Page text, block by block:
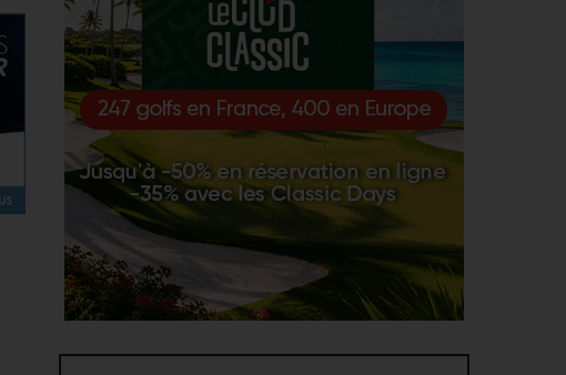
3
AOÛT
UTAH CHAMPIONSHIP, TOUR 4 > KORN FERRY TOUR
Derek Hitchner le meilleur des cinq, week-end
parfait pour Jérémy Gandon
3
AOÛT
MATÉRIEL > SUCCESS STORY
JuCad : comment une entreprise familiale
allemande est devenue un poids lourd du chariot
de golf
2
AOÛT
ROCKET CLASSIC, TOUR 4 > PGA TOUR
La première de Michael Thorbjornsen, Adrien
Saddier manque l’occasion
2
AOÛT
AIG WOMEN'S OPEN > CONFÉRENCE DE PRESSE
Shiho Kuwaki : « Remplie de bonheur et de
gratitude pour tout ce qui m’arrive »
2
AIG WOMEN'S OPEN, TOUR 4 > HAUTE EN COULEUR
japonaise pure souche sacrée à Royal Lytham & St